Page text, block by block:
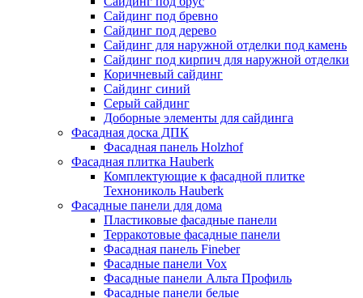
Сайдинг под бревно
Сайдинг под дерево
Сайдинг для наружной отделки под камень
Сайдинг под кирпич для наружной отделки
Коричневый сайдинг
Сайдинг синий
Серый сайдинг
Доборные элементы для сайдинга
Фасадная доска ДПК
Фасадная панель Holzhof
Фасадная плитка Hauberk
Комплектующие к фасадной плитке
Технониколь Hauberk
Фасадные панели для дома
Пластиковые фасадные панели
Терракотовые фасадные панели
Фасадная панель Fineber
Фасадные панели Vox
Фасадные панели Альта Профиль
Фасадные панели белые